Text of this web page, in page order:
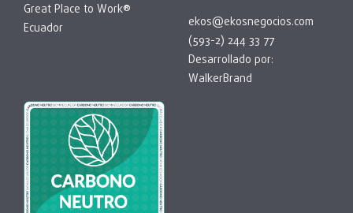
Great Place to Work®
Ecuador
ekos@ekosnegocios.com
(593-2) 244 33 77
Desarrollado por:
WalkerBrand